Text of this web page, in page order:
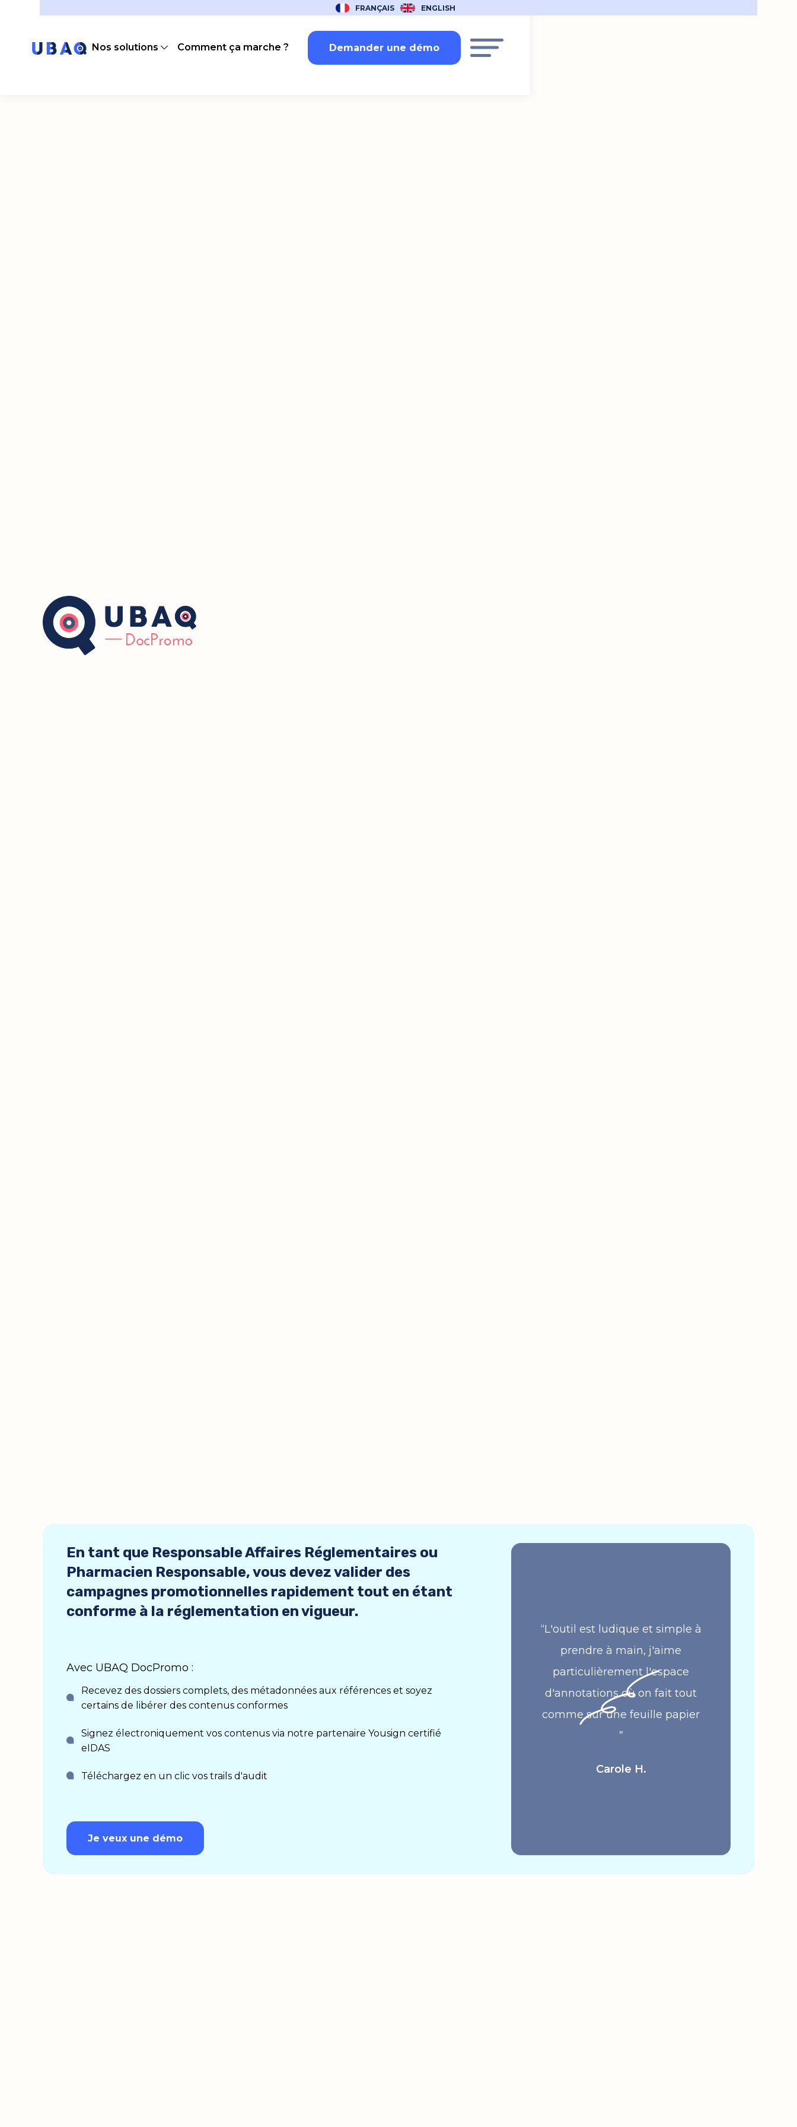
FRANÇAIS ENGLISH
Nos solutions Comment ça marche ? Demander une démo
En tant que Responsable Affaires Réglementaires ou
Pharmacien Responsable, vous devez valider des
campagnes promotionnelles rapidement tout en étant
conforme à la réglementation en vigueur.
Avec UBAQ DocPromo :
Recevez des dossiers complets, des métadonnées aux références et soyez
certains de libérer des contenus conformes
Signez électroniquement vos contenus via notre partenaire Yousign certifié
eIDAS
Téléchargez en un clic vos trails d'audit
Je veux une démo
“L'outil est ludique et simple à
prendre à main, j'aime
particulièrement l'espace
d'annotations où on fait tout
comme sur une feuille papier
”
Carole H.